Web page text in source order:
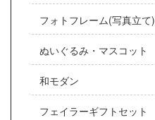
フォトフレーム(写真立て)
ぬいぐるみ・マスコット
和モダン
フェイラーギフトセット